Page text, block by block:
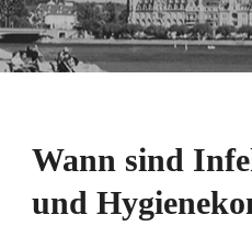
Wann sind
und